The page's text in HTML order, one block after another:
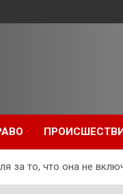
за то, что она не